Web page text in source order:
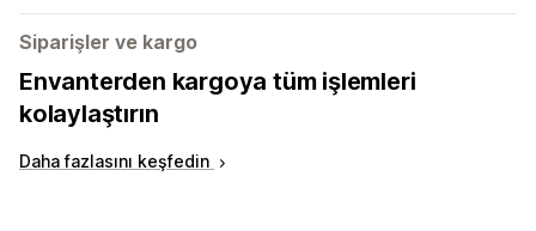
Siparişler ve kargo
Envanterden kargoya tüm işlemleri
kolaylaştırın
Daha fazlasını keşfedin